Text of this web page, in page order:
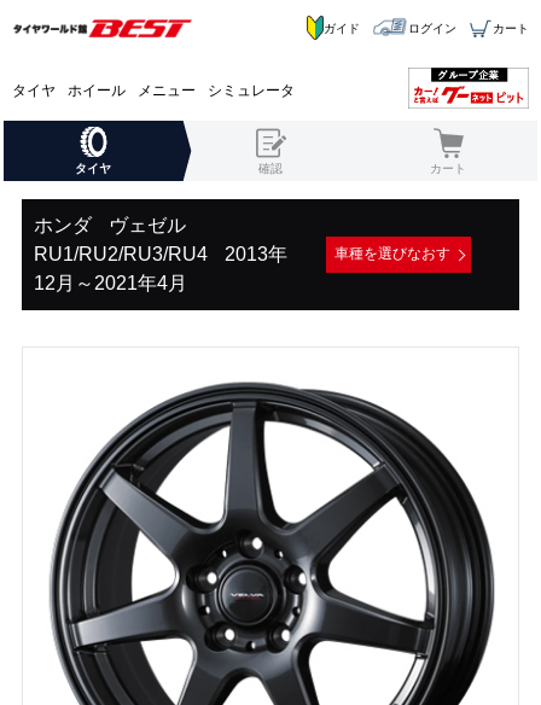
タイヤ ホイール メニュー シミュレータ
ガイド ログイン カート
タイヤ 確認 カート
ホンダ
ヴェゼル
RU1/RU2/RU3/RU4
2013年
12月～2021年4月
車種を選びなおす